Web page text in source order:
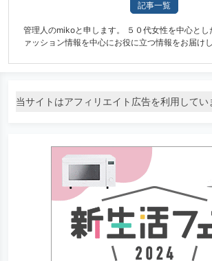
記事一覧
管理人のmikoと申します。 ５０代女性を中心とし
ァッション情報を中心にお役に立つ情報をお届け
当サイトはアフィリエイト広告を利用してい